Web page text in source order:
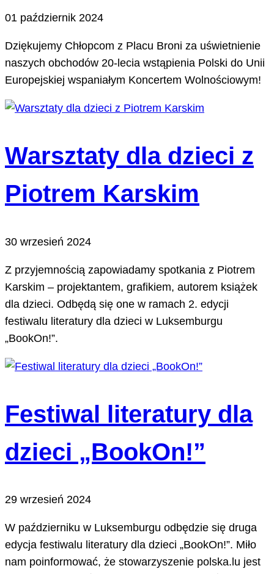
01 październik 2024
Dziękujemy Chłopcom z Placu Broni za uświetnienie
naszych obchodów 20-lecia wstąpienia Polski do Unii
Europejskiej wspaniałym Koncertem Wolnościowym!
Warsztaty dla dzieci z
Piotrem Karskim
30 wrzesień 2024
Z przyjemnością zapowiadamy spotkania z Piotrem
Karskim – projektantem, grafikiem, autorem książek
dla dzieci. Odbędą się one w ramach 2. edycji
festiwalu literatury dla dzieci w Luksemburgu
„BookOn!”.
Festiwal literatury dla
dzieci „BookOn!”
29 wrzesień 2024
W październiku w Luksemburgu odbędzie się druga
edycja festiwalu literatury dla dzieci „BookOn!”. Miło
nam poinformować, że stowarzyszenie polska.lu jest